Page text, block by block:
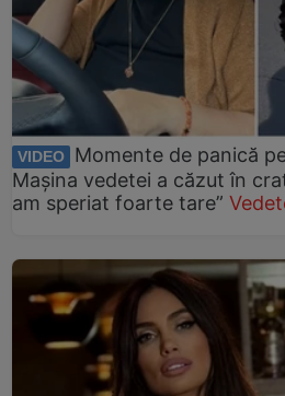
VIDEO
Momente de panică
Mașina vedetei a căzut în
am speriat foarte tare”